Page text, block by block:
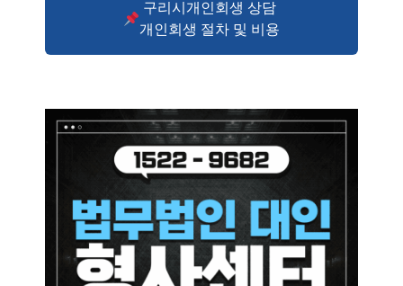
구리시개인회생 상담
개인회생 절차 및 비용